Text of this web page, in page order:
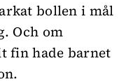
bollen i mål
Och om
fin hade barnet